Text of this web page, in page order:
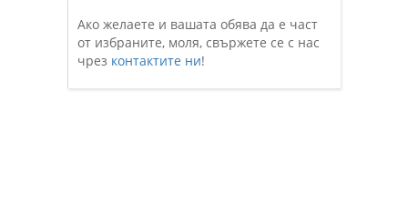
Ако желаете и вашата обява да е част
от избраните, моля, свържете се с нас
чрез контактите ни!